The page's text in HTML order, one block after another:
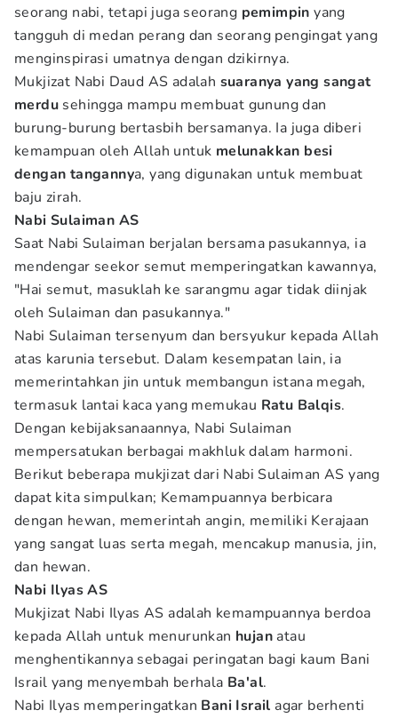
seorang nabi, tetapi juga seorang pemimpin yang
tangguh di medan perang dan seorang pengingat yang
menginspirasi umatnya dengan dzikirnya.
Mukjizat Nabi Daud AS adalah suaranya yang sangat
merdu sehingga mampu membuat gunung dan
burung-burung bertasbih bersamanya. Ia juga diberi
kemampuan oleh Allah untuk melunakkan besi
dengan tangannya, yang digunakan untuk membuat
baju zirah.
Nabi Sulaiman AS
Saat Nabi Sulaiman berjalan bersama pasukannya, ia
mendengar seekor semut memperingatkan kawannya,
"Hai semut, masuklah ke sarangmu agar tidak diinjak
oleh Sulaiman dan pasukannya."
Nabi Sulaiman tersenyum dan bersyukur kepada Allah
atas karunia tersebut. Dalam kesempatan lain, ia
memerintahkan jin untuk membangun istana megah,
termasuk lantai kaca yang memukau Ratu Balqis.
Dengan kebijaksanaannya, Nabi Sulaiman
mempersatukan berbagai makhluk dalam harmoni.
Berikut beberapa mukjizat dari Nabi Sulaiman AS yang
dapat kita simpulkan; Kemampuannya berbicara
dengan hewan, memerintah angin, memiliki Kerajaan
yang sangat luas serta megah, mencakup manusia, jin,
dan hewan.
Nabi Ilyas AS
Mukjizat Nabi Ilyas AS adalah kemampuannya berdoa
kepada Allah untuk menurunkan hujan atau
menghentikannya sebagai peringatan bagi kaum Bani
Israil yang menyembah berhala Ba'al.
Nabi Ilyas memperingatkan Bani Israil agar berhenti